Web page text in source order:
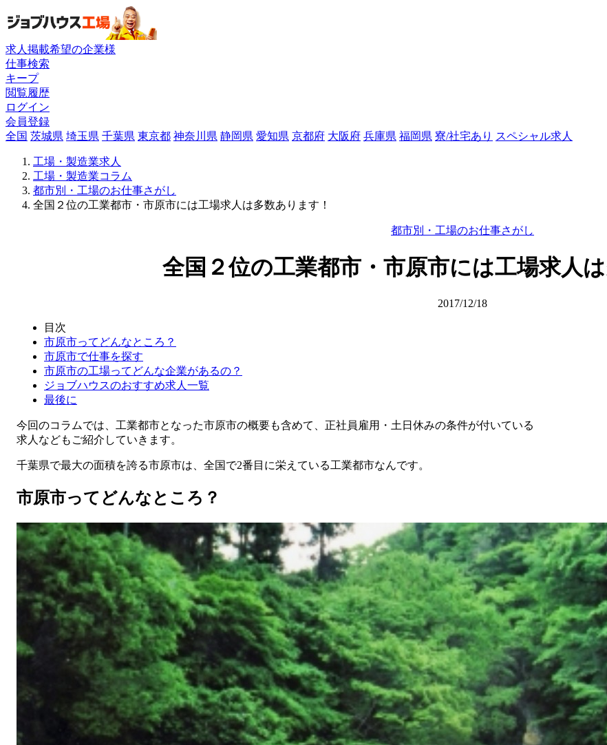
求人掲載希望の企業様
仕事検索
キープ
閲覧履歴
ログイン
会員登録
全国 茨城県 埼玉県 千葉県 東京都 神奈川県 静岡県 愛知県 京都府 大阪府 兵庫県 福岡県 寮/社宅あり スペシャル求人
工場・製造業求人
工場・製造業コラム
都市別・工場のお仕事さがし
全国２位の工業都市・市原市には工場求人は多数あります！
都市別・工場のお仕事さがし
全国２位の工業都市・市原市には工場求人
2017/12/18
目次
市原市ってどんなところ？
市原市で仕事を探す
市原市の工場ってどんな企業があるの？
ジョブハウスのおすすめ求人一覧
最後に
今回のコラムでは、工業都市となった市原市の概要も含めて、正社員雇用・土日休みの条件が付いている
求人などもご紹介していきます。
千葉県で最大の面積を誇る市原市は、全国で2番目に栄えている工業都市なんです。
市原市ってどんなところ？